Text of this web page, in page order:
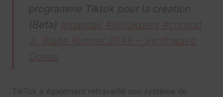
programme Tiktok pour la création
(Beta)
TikTok a également retravaillé son système de